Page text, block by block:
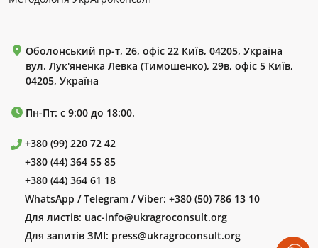
Оболонський пр-т, 26, офіс 22 Київ, 04205, Україна
вул. Лук'яненка Левка (Тимошенко), 29в, офіс 5 Київ,
04205, Україна
Пн-Пт: с 9:00 до 18:00.
+380 (99) 220 72 42
+380 (44) 364 55 85
+380 (44) 364 61 18
WhatsApp / Telegram / Viber: +380 (50) 786 13 10
Для листів: uac-info@ukragroconsult.org
Для запитів ЗМІ: press@ukragroconsult.org